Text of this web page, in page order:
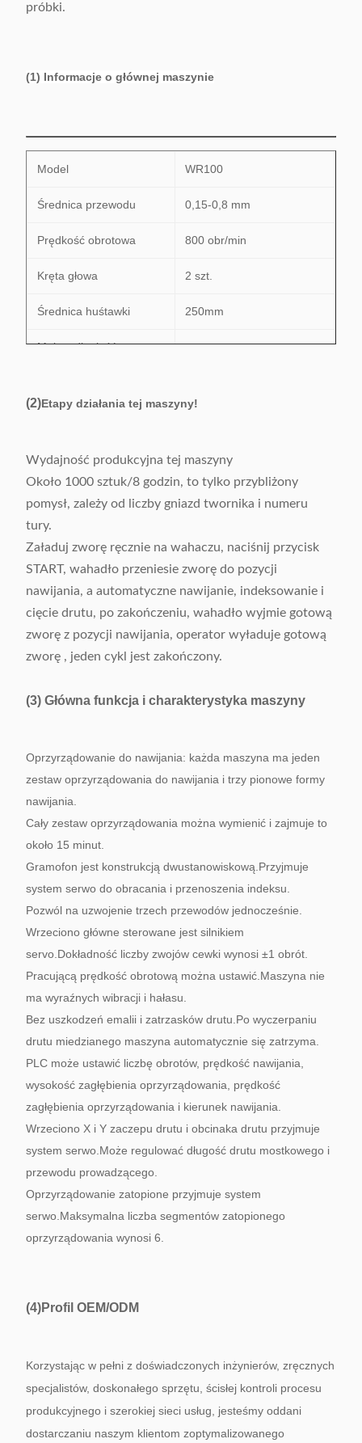
próbki.
(1) Informacje o głównej maszynie
Model WR100
Średnica przewodu 0,15-0,8 mm
Prędkość obrotowa 800 obr/min
Kręta głowa 2 szt.
Średnica huśtawki 250mm
Maks.odległość
Ciśnienie powietrza 0,4-0,7 MPa
MOQ 1 sztuk
Wymiar
(Dł)1050*(Sz)1800*
(2)Etapy działania tej maszyny!
Wydajność produkcyjna tej maszyny
Około 1000 sztuk/8 godzin, to tylko przybliżony
pomysł, zależy od liczby gniazd twornika i numeru
tury.
Załaduj zworę ręcznie na wahaczu, naciśnij przycisk
START, wahadło przeniesie zworę do pozycji
nawijania, a automatyczne nawijanie, indeksowanie i
cięcie drutu, po zakończeniu, wahadło wyjmie gotową
zworę z pozycji nawijania, operator wyładuje gotową
zworę , jeden cykl jest zakończony.
(3) Główna funkcja i charakterystyka maszyny
Oprzyrządowanie do nawijania: każda maszyna ma jeden
zestaw oprzyrządowania do nawijania i trzy pionowe formy
nawijania.
Cały zestaw oprzyrządowania można wymienić i zajmuje to
około 15 minut.
Gramofon jest konstrukcją dwustanowiskową.Przyjmuje
system serwo do obracania i przenoszenia indeksu.
Pozwól na uzwojenie trzech przewodów jednocześnie.
Wrzeciono główne sterowane jest silnikiem
servo.Dokładność liczby zwojów cewki wynosi ±1 obrót.
Pracującą prędkość obrotową można ustawić.Maszyna nie
ma wyraźnych wibracji i hałasu.
Bez uszkodzeń emalii i zatrzasków drutu.Po wyczerpaniu
drutu miedzianego maszyna automatycznie się zatrzyma.
PLC może ustawić liczbę obrotów, prędkość nawijania,
wysokość zagłębienia oprzyrządowania, prędkość
zagłębienia oprzyrządowania i kierunek nawijania.
Wrzeciono X i Y zaczepu drutu i obcinaka drutu przyjmuje
system serwo.Może regulować długość drutu mostkowego i
przewodu prowadzącego.
Oprzyrządowanie zatopione przyjmuje system
serwo.Maksymalna liczba segmentów zatopionego
oprzyrządowania wynosi 6.
(4)Profil OEM/ODM
Korzystając w pełni z doświadczonych inżynierów, zręcznych
specjalistów, doskonałego sprzętu, ścisłej kontroli procesu
produkcyjnego i szerokiej sieci usług, jesteśmy oddani
dostarczaniu naszym klientom zoptymalizowanego